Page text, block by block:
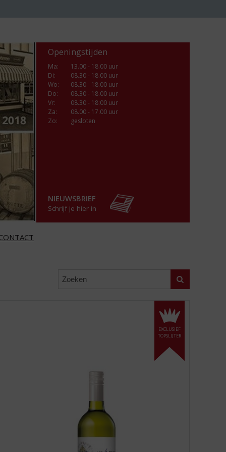
Openingstijden
Ma:
13.00 - 18.00 uur
Di:
08.30 - 18.00 uur
Wo:
08.30 - 18.00 uur
Do:
08.30 - 18.00 uur
Vr:
08.30 - 18:00 uur
Za:
08.00 - 17.00 uur
Zo:
gesloten
NIEUWSBRIEF
Schrijf je hier in
Zoeken
EXCLUSIEF
TOPSLIJTER